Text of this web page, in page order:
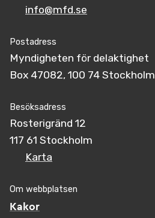
info@mfd.se
Postadress
Myndigheten för delaktighet
Box 47082, 100 74 Stockholm
Besöksadress
Rosterigränd 12
117 61 Stockholm
Karta
Om webbplatsen
Kakor